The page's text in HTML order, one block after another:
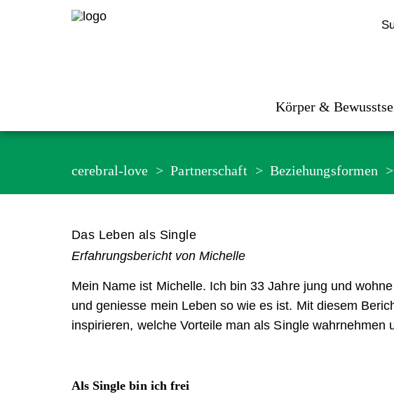
Körper &
cerebral-love Partnerschaft Beziehungsformen
Das Leben als Single
Erfahrungsbericht von Michelle
Mein Name ist Michelle. Ich bin 33 Jahre jung und
und geniesse mein Leben so wie es ist. Mit diesem
inspirieren, welche Vorteile man als Single wahrnehmen
Als Single bin ich frei